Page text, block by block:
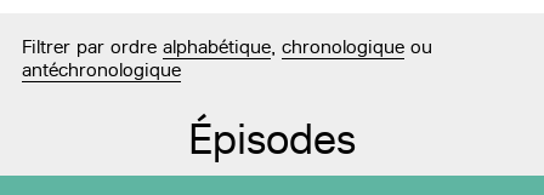
Filtrer par ordrealphabétique ,chronologique ou
antéchronologique
Épisodes